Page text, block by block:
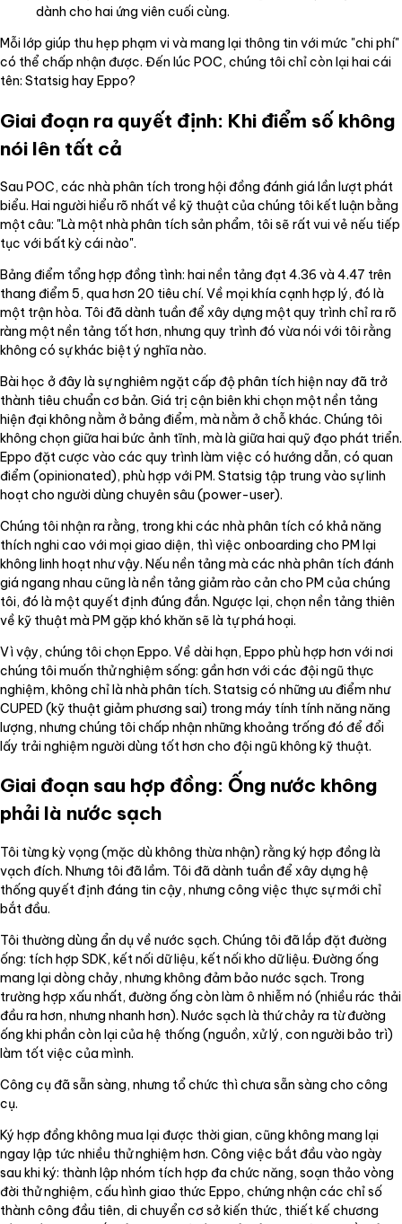
dành cho hai ứng viên cuối cùng.
Mỗi lớp giúp thu hẹp phạm vi và mang lại thông tin với mức "chi phí"
có thể chấp nhận được. Đến lúc POC, chúng tôi chỉ còn lại hai cái
tên: Statsig hay Eppo?
Giai đoạn ra quyết định: Khi điểm số không
nói lên tất cả
Sau POC, các nhà phân tích trong hội đồng đánh giá lần lượt phát
biểu. Hai người hiểu rõ nhất về kỹ thuật của chúng tôi kết luận bằng
một câu: "Là một nhà phân tích sản phẩm, tôi sẽ rất vui vẻ nếu tiếp
tục với bất kỳ cái nào".
Bảng điểm tổng hợp đồng tình: hai nền tảng đạt 4.36 và 4.47 trên
thang điểm 5, qua hơn 20 tiêu chí. Về mọi khía cạnh hợp lý, đó là
một trận hòa. Tôi đã dành tuần để xây dựng một quy trình chỉ ra rõ
ràng một nền tảng tốt hơn, nhưng quy trình đó vừa nói với tôi rằng
không có sự khác biệt ý nghĩa nào.
Bài học ở đây là sự nghiêm ngặt cấp độ phân tích hiện nay đã trở
thành tiêu chuẩn cơ bản. Giá trị cận biên khi chọn một nền tảng
hiện đại không nằm ở bảng điểm, mà nằm ở chỗ khác. Chúng tôi
không chọn giữa hai bức ảnh tĩnh, mà là giữa hai quỹ đạo phát triển.
Eppo đặt cược vào các quy trình làm việc có hướng dẫn, có quan
điểm (opinionated), phù hợp với PM. Statsig tập trung vào sự linh
hoạt cho người dùng chuyên sâu (power-user).
Chúng tôi nhận ra rằng, trong khi các nhà phân tích có khả năng
thích nghi cao với mọi giao diện, thì việc onboarding cho PM lại
không linh hoạt như vậy. Nếu nền tảng mà các nhà phân tích đánh
giá ngang nhau cũng là nền tảng giảm rào cản cho PM của chúng
tôi, đó là một quyết định đúng đắn. Ngược lại, chọn nền tảng thiên
về kỹ thuật mà PM gặp khó khăn sẽ là tự phá hoại.
Vì vậy, chúng tôi chọn Eppo. Về dài hạn, Eppo phù hợp hơn với nơi
chúng tôi muốn thử nghiệm sống: gần hơn với các đội ngũ thực
nghiệm, không chỉ là nhà phân tích. Statsig có những ưu điểm như
CUPED (kỹ thuật giảm phương sai) trong máy tính tính năng năng
lượng, nhưng chúng tôi chấp nhận những khoảng trống đó để đổi
lấy trải nghiệm người dùng tốt hơn cho đội ngũ không kỹ thuật.
Giai đoạn sau hợp đồng: Ống nước không
phải là nước sạch
Tôi từng kỳ vọng (mặc dù không thừa nhận) rằng ký hợp đồng là
vạch đích. Nhưng tôi đã lầm. Tôi đã dành tuần để xây dựng hệ
thống quyết định đáng tin cậy, nhưng công việc thực sự mới chỉ
bắt đầu.
Tôi thường dùng ẩn dụ về nước sạch. Chúng tôi đã lắp đặt đường
ống: tích hợp SDK, kết nối dữ liệu, kết nối kho dữ liệu. Đường ống
mang lại dòng chảy, nhưng không đảm bảo nước sạch. Trong
trường hợp xấu nhất, đường ống còn làm ô nhiễm nó (nhiều rác thải
đầu ra hơn, nhưng nhanh hơn). Nước sạch là thứ chảy ra từ đường
ống khi phần còn lại của hệ thống (nguồn, xử lý, con người bảo trì)
làm tốt việc của mình.
Công cụ đã sẵn sàng, nhưng tổ chức thì chưa sẵn sàng cho công
cụ.
Ký hợp đồng không mua lại được thời gian, cũng không mang lại
ngay lập tức nhiều thử nghiệm hơn. Công việc bắt đầu vào ngày
sau khi ký: thành lập nhóm tích hợp đa chức năng, soạn thảo vòng
đời thử nghiệm, cấu hình giao thức Eppo, chứng nhận các chỉ số
thành công đầu tiên, di chuyển cơ sở kiến thức, thiết kế chương